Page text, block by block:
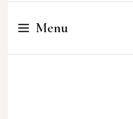
Menu